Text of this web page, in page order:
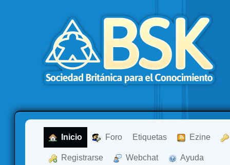
Inicio Foro Etiquetas Ezine
Registrarse Webchat Ayuda